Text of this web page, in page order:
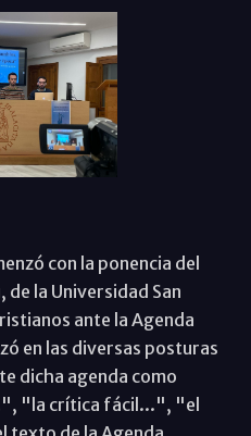
con la ponencia del
la Universidad San
ante la Agenda
en las diversas posturas
dicha agenda como
"la crítica fácil...", "el